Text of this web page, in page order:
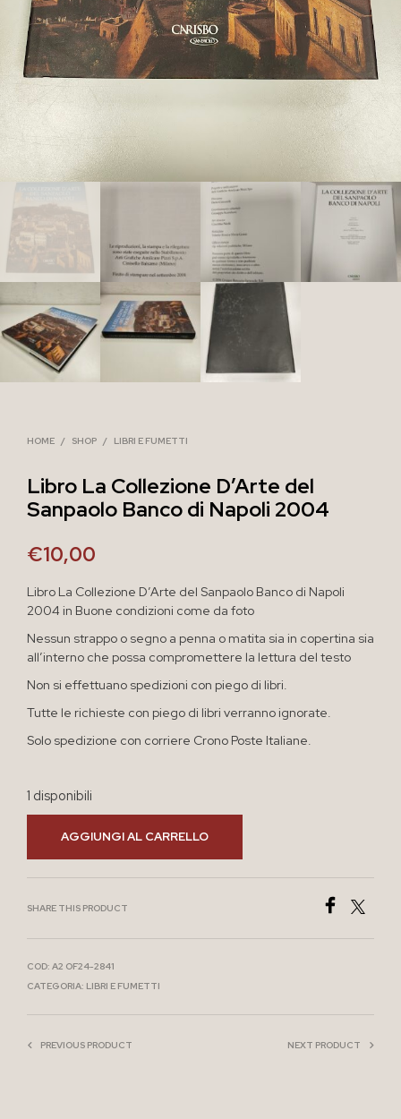
HOME / SHOP / LIBRI E FUMETTI
Libro La Collezione D’Arte del
Sanpaolo Banco di Napoli 2004
€10,00
Libro La Collezione D’Arte del Sanpaolo Banco di Napoli
2004 in Buone condizioni come da foto
Nessun strappo o segno a penna o matita sia in copertina sia
all’interno che possa compromettere la lettura del testo
Non si effettuano spedizioni con piego di libri.
Tutte le richieste con piego di libri verranno ignorate.
Solo spedizione con corriere Crono Poste Italiane.
1 disponibili
AGGIUNGI AL CARRELLO
SHARE THIS PRODUCT
COD: A2 OF24-2841
CATEGORIA: LIBRI E FUMETTI
PREVIOUS PRODUCT NEXT PRODUCT